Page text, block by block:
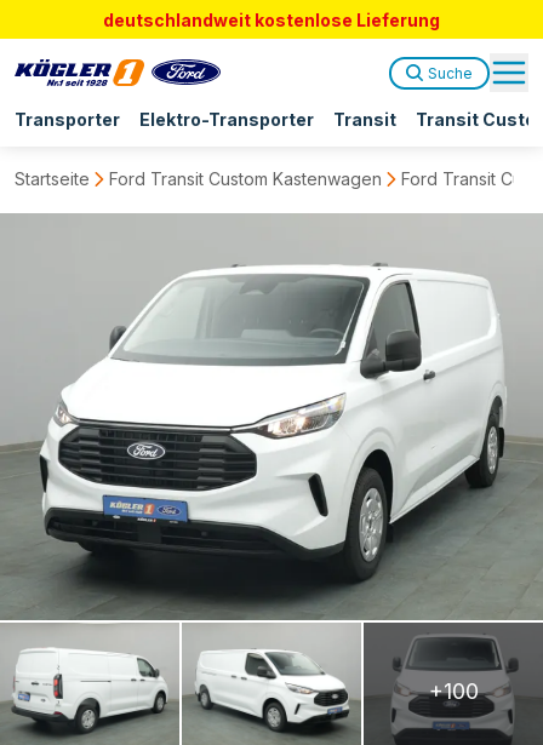
deutschlandweit kostenlose Lieferung
Transporter Elektro-Transporter Transit Transit
Suche
Startseite Ford Transit Custom Kastenwagen Ford Transit
+100